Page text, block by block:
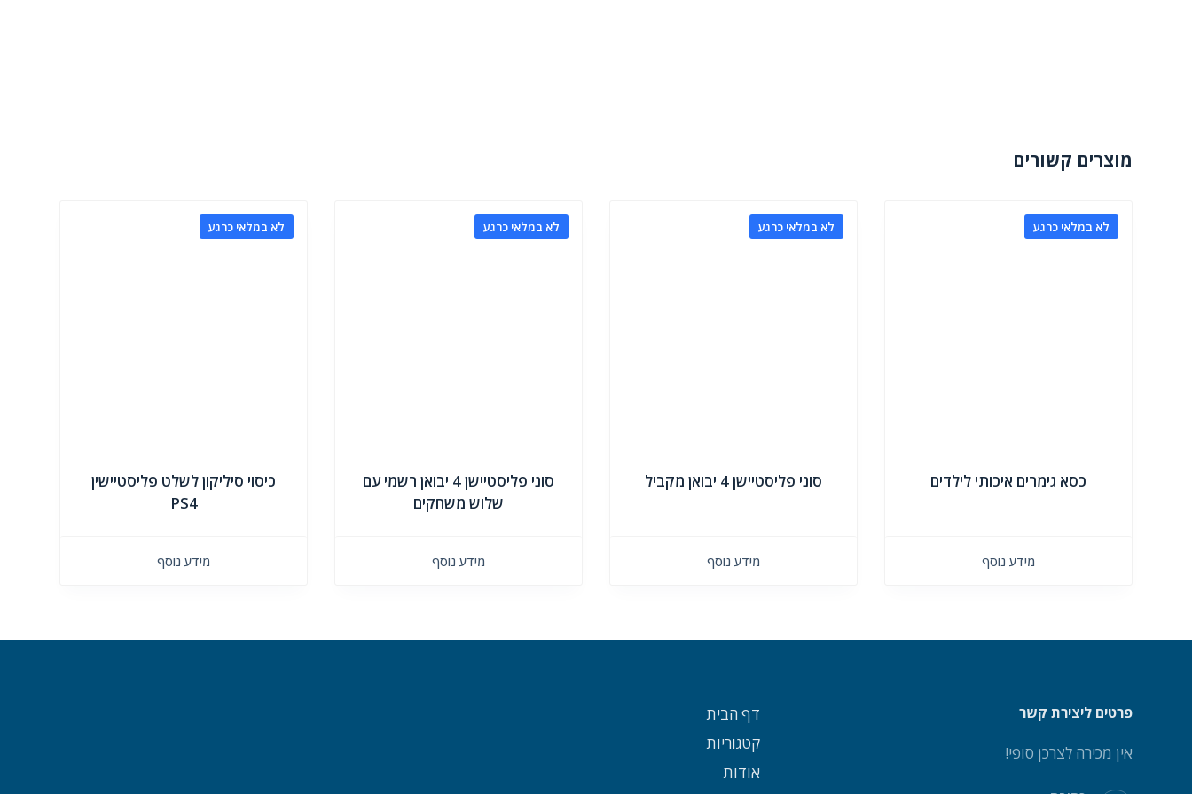
מוצרים קשורים
לא במלאי כרגע
כסא גימרים איכותי לילדים
מידע נוסף
לא במלאי כרגע
סוני פליסטיישן 4 יבואן מקביל
מידע נוסף
לא במלאי כרגע
סוני פליסטיישן 4 יבואן רשמי עם
שלוש משחקים
מידע נוסף
לא במלאי כרגע
כיסוי סיליקון לשלט פליסטיישין
PS4
מידע נוסף
פרטים ליצירת קשר
אין מכירה לצרכן סופי!
דף הבית
קטגוריות
אודות